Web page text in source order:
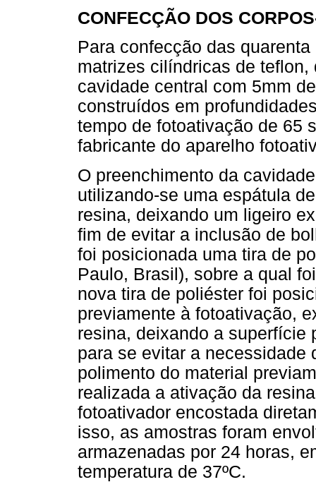
CONFECÇÃO DOS
Para confecção das
matrizes cilíndricas de
cavidade central com 5mm
construídos em
tempo de fotoativação de 65
fabricante do aparelho
O preenchimento da
utilizando-se uma espátula
resina, deixando um ligeiro
fim de evitar a inclusão de
foi posicionada uma tira de
Paulo, Brasil), sobre a qual
nova tira de poliéster foi
previamente à fotoativação,
resina, deixando a superfície
para se evitar a necessidade
polimento do material
realizada a ativação da
fotoativador encostada
isso, as amostras foram
armazenadas por 24 horas,
temperatura de 37ºC.